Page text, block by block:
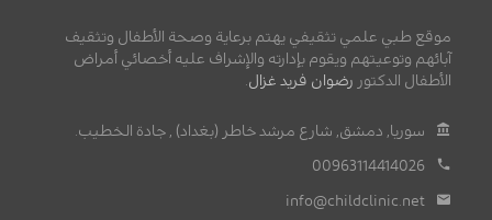
موقع طبي علمي تثقيفي يهتم برعاية وصحة الأطفال وتثقيف
آبائهم وتوعيتهم ويقوم بإدارته والإشراف عليه أخصائي أمراض
الأطفال الدكتور رضوان فريد غزال.
سوريا, دمشق, شارع مرشد خاطر (بغداد) , جادة الخطيب.
00963114414026
info@childclinic.net